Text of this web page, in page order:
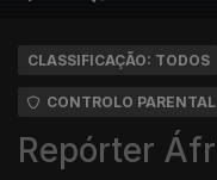
CLASSIFICAÇÃO: TODOS
CONTROLO
Repórter